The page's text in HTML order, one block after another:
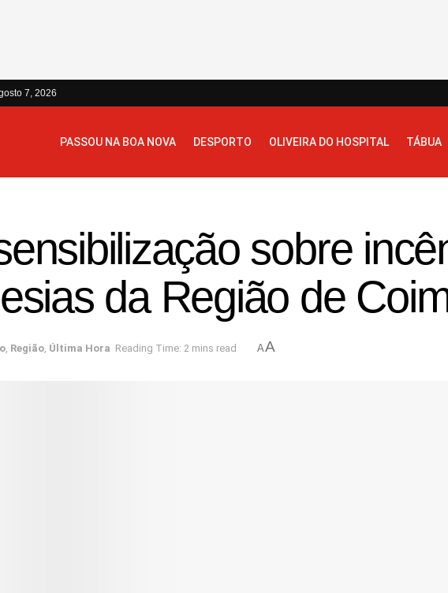
7, 2026
PASSOU NA BOA NOVA DESPORTO OLIVEIRA DO HOSPITAL TÁBUA
sobre
da Região de
, Região, Última Hora Reading Time: 2 mins read AA